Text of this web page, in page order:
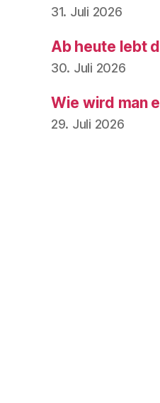
31. Juli 2026
Ab heute lebt
30. Juli 2026
Wie wird man
29. Juli 2026